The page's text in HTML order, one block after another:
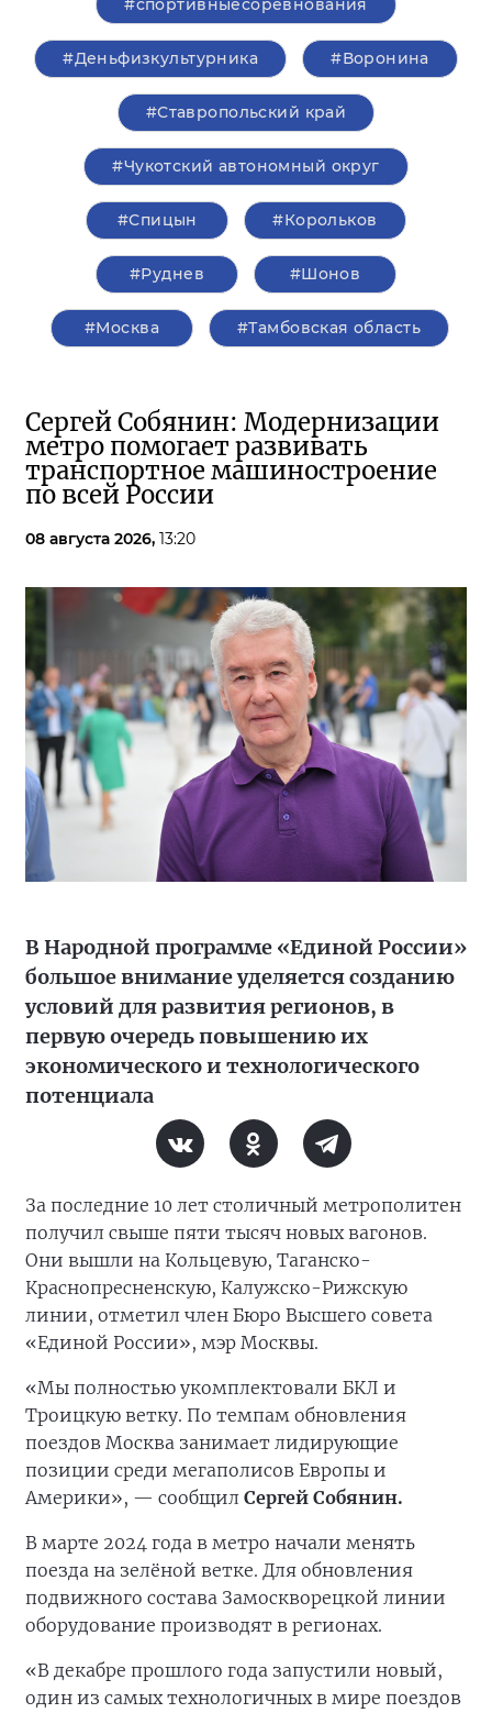
#спортивныесоревнования
#Деньфизкультурника #Воронина
#Ставропольский край
#Чукотский автономный округ
#Спицын #Корольков
#Руднев #Шонов
#Москва #Тамбовская область
Сергей Собянин: Модернизации
метро помогает развивать
транспортное машиностроение
по всей России
08 августа 2026, 13:20
В Народной программе «Единой России»
большое внимание уделяется созданию
условий для развития регионов, в
первую очередь повышению их
экономического и технологического
потенциала
За последние 10 лет столичный метрополитен
получил свыше пяти тысяч новых вагонов.
Они вышли на Кольцевую, Таганско-
Краснопресненскую, Калужско-Рижскую
линии, отметил член Бюро Высшего совета
«Единой России», мэр Москвы.
«Мы полностью укомплектовали БКЛ и
Троицкую ветку. По темпам обновления
поездов Москва занимает лидирующие
позиции среди мегаполисов Европы и
Америки», — сообщил Сергей Собянин.
В марте 2024 года в метро начали менять
поезда на зелёной ветке. Для обновления
подвижного состава Замоскворецкой линии
оборудование производят в регионах.
«В декабре прошлого года запустили новый,
один из самых технологичных в мире поездов